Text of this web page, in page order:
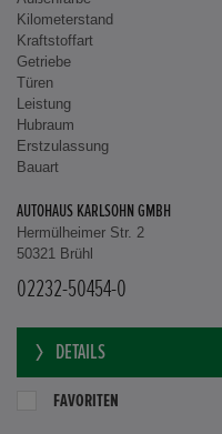
Außenfarbe
Kilometerstand
Kraftstoffart
Getriebe
Türen
Leistung
Hubraum
Erstzulassung
AUTOHAUS KARLSOHN GMBH
Hermülheimer Str. 2
50321 Brühl
DETAILS